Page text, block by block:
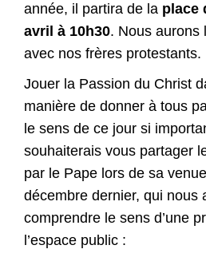
année, il partira de la place
avril à 10h30. Nous aurons
avec nos frères protestants.
Jouer la Passion du Christ
manière de donner à tous
le sens de ce jour si
souhaiterais vous partager
par le Pape lors de sa
décembre dernier, qui nous
comprendre le sens d’une
l’espace public :